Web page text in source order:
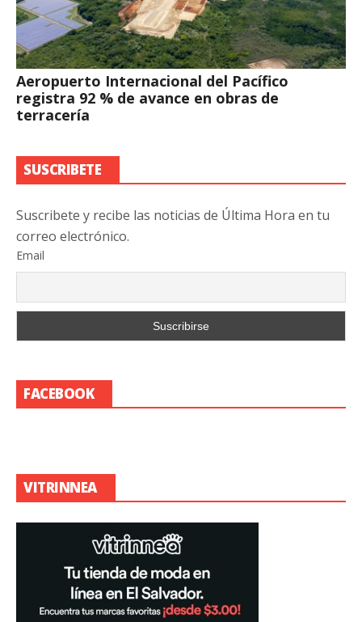
Aeropuerto Internacional del Pacífico
registra 92 % de avance en obras de
terracería
SUSCRIBETE
Suscribete y recibe las noticias de Última Hora en tu
correo electrónico.
Email
FACEBOOK
VITRINNEA